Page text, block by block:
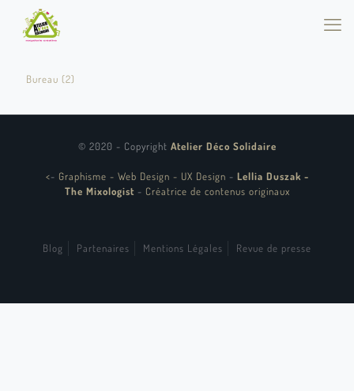
Bureau (2)
© 2020 - Copyright Atelier Déco Solidaire
<- Graphisme - Web Design - UX Design - Lellia Duszak -
The Mixologist - Créatrice de contenus originaux
Blog Partenaires Mentions Légales Revue de presse